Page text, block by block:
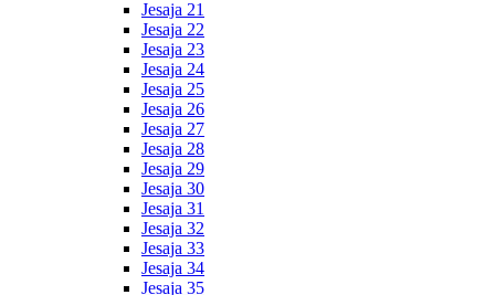
Jesaja 21
Jesaja 22
Jesaja 23
Jesaja 24
Jesaja 25
Jesaja 26
Jesaja 27
Jesaja 28
Jesaja 29
Jesaja 30
Jesaja 31
Jesaja 32
Jesaja 33
Jesaja 34
Jesaja 35